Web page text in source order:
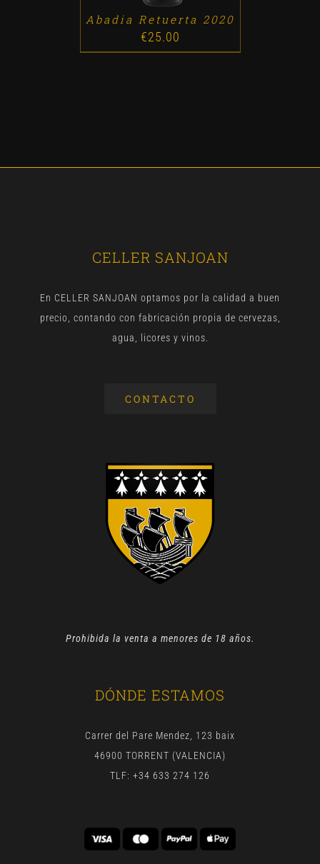
Abadia Retuerta 2020
€25.00
CELLER SANJOAN
En CELLER SANJOAN optamos por la calidad a buen
precio, contando con fabricación propia de cervezas,
agua, licores y vinos.
CONTACTO
Prohibida la venta a menores de 18 años.
DÓNDE ESTAMOS
Carrer del Pare Mendez, 123 baix
46900 TORRENT (VALENCIA)
TLF: +34 633 274 126